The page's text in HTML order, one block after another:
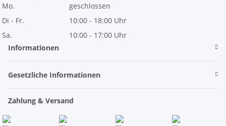
Mo.
geschlossen
Di - Fr.
10:00 - 18:00 Uhr
Sa.
10:00 - 17:00 Uhr
Informationen
Gesetzliche Informationen
Zahlung & Versand